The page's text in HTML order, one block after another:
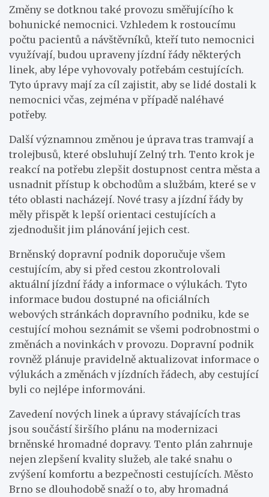
Změny se dotknou také provozu směřujícího k
bohunické nemocnici. Vzhledem k rostoucímu
počtu pacientů a návštěvníků, kteří tuto nemocnici
využívají, budou upraveny jízdní řády některých
linek, aby lépe vyhovovaly potřebám cestujících.
Tyto úpravy mají za cíl zajistit, aby se lidé dostali k
nemocnici včas, zejména v případě naléhavé
potřeby.
Další významnou změnou je úprava tras tramvají a
trolejbusů, které obsluhují Zelný trh. Tento krok je
reakcí na potřebu zlepšit dostupnost centra města a
usnadnit přístup k obchodům a službám, které se v
této oblasti nacházejí. Nové trasy a jízdní řády by
měly přispět k lepší orientaci cestujících a
zjednodušit jim plánování jejich cest.
Brněnský dopravní podnik doporučuje všem
cestujícím, aby si před cestou zkontrolovali
aktuální jízdní řády a informace o výlukách. Tyto
informace budou dostupné na oficiálních
webových stránkách dopravního podniku, kde se
cestující mohou seznámit se všemi podrobnostmi o
změnách a novinkách v provozu. Dopravní podnik
rovněž plánuje pravidelně aktualizovat informace o
výlukách a změnách v jízdních řádech, aby cestující
byli co nejlépe informováni.
Zavedení nových linek a úpravy stávajících tras
jsou součástí širšího plánu na modernizaci
brněnské hromadné dopravy. Tento plán zahrnuje
nejen zlepšení kvality služeb, ale také snahu o
zvýšení komfortu a bezpečnosti cestujících. Město
Brno se dlouhodobě snaží o to, aby hromadná